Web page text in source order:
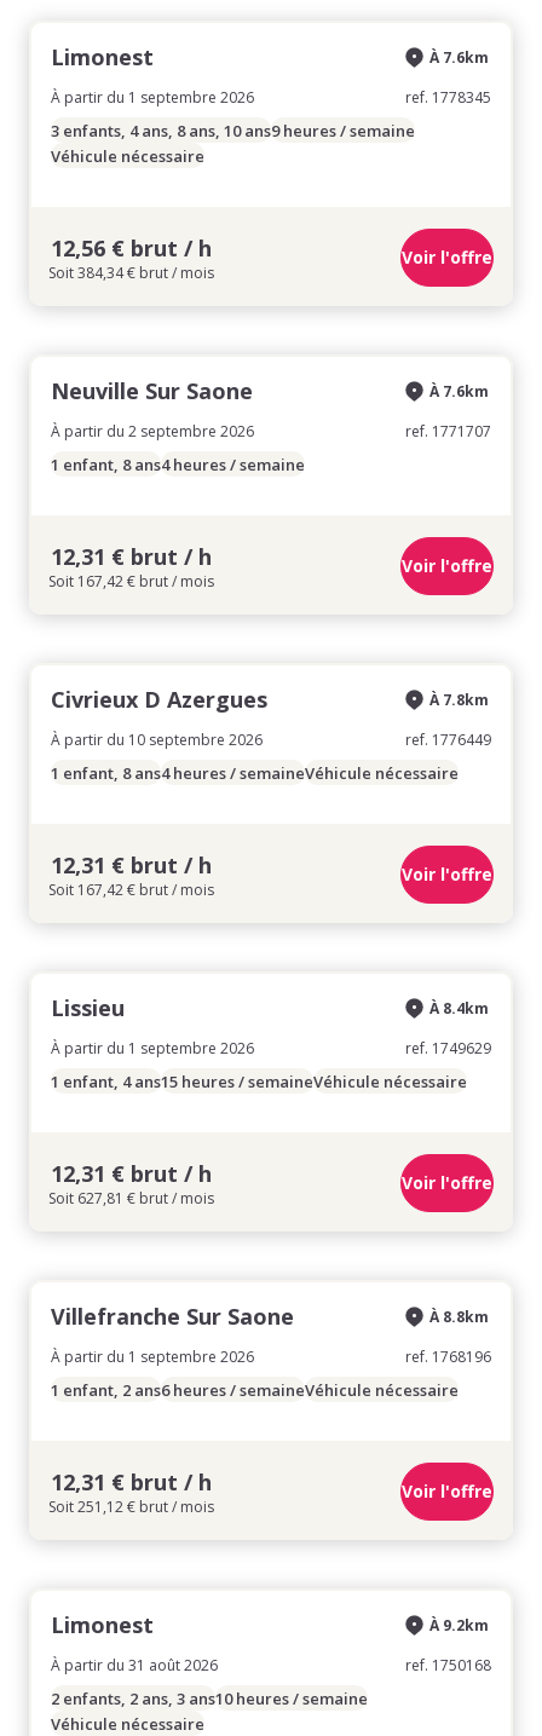
Limonest
À partir du 1 septembre 2026
À 7.6km
ref. 1778345
3 enfants, 4 ans, 8 ans, 10 ans9 heures / semaine
Véhicule nécessaire
12,56 € brut / h
Soit 384,34 € brut / mois
Voir l'offre
Neuville Sur Saone
À partir du 2 septembre 2026
À 7.6km
ref. 1771707
1 enfant, 8 ans4 heures / semaine
12,31 € brut / h
Soit 167,42 € brut / mois
Voir l'offre
Civrieux D Azergues
À partir du 10 septembre 2026
À 7.8km
ref. 1776449
1 enfant, 8 ans4 heures / semaineVéhicule nécessaire
12,31 € brut / h
Soit 167,42 € brut / mois
Voir l'offre
Lissieu
À partir du 1 septembre 2026
À 8.4km
ref. 1749629
1 enfant, 4 ans15 heures / semaineVéhicule nécessaire
12,31 € brut / h
Soit 627,81 € brut / mois
Voir l'offre
Villefranche Sur Saone
À partir du 1 septembre 2026
À 8.8km
ref. 1768196
1 enfant, 2 ans6 heures / semaineVéhicule nécessaire
12,31 € brut / h
Soit 251,12 € brut / mois
Voir l'offre
Limonest
À partir du 31 août 2026
À 9.2km
ref. 1750168
2 enfants, 2 ans, 3 ans10 heures / semaine
Véhicule nécessaire